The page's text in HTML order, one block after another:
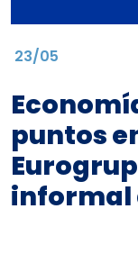
23/05
puntos
informal